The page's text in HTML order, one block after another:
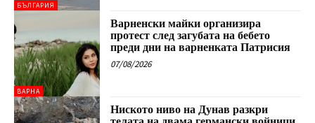
БЪЛГАРИЯ
ВАРНА
Варненски майки организира
протест след загубата на бебето
преди дни на варненката Патрисия
07/08/2026
Ниското ниво на Дунав разкри